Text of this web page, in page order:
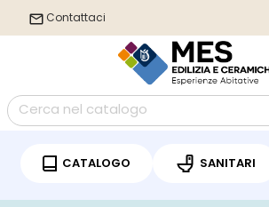
Contattaci
CATALOGO SANITARI